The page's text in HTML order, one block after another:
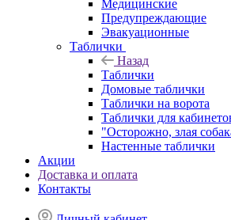
Медицинские
Предупреждающие
Эвакуационные
Таблички
Назад
Таблички
Домовые таблички
Таблички на ворота
Таблички для
"Осторожно, злая
Настенные таблички
Акции
Доставка и оплата
Контакты